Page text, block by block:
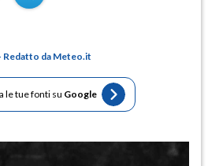
Redatto da Meteo.it
le tue fonti su Google